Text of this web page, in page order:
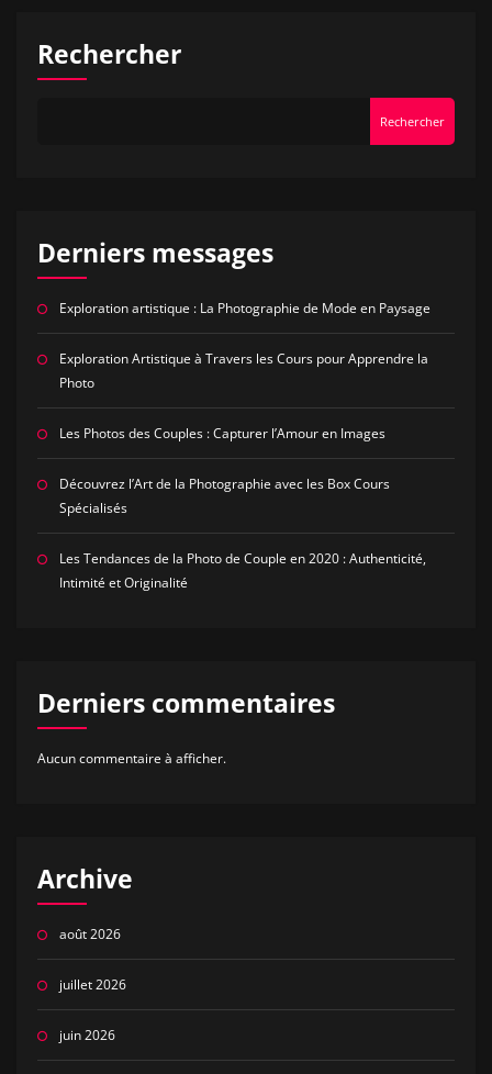
Rechercher
Rechercher
Derniers messages
Exploration artistique : La Photographie de Mode en Paysage
Exploration Artistique à Travers les Cours pour Apprendre la
Photo
Les Photos des Couples : Capturer l’Amour en Images
Découvrez l’Art de la Photographie avec les Box Cours
Spécialisés
Les Tendances de la Photo de Couple en 2020 : Authenticité,
Intimité et Originalité
Derniers commentaires
Aucun commentaire à afficher.
Archive
août 2026
juillet 2026
juin 2026